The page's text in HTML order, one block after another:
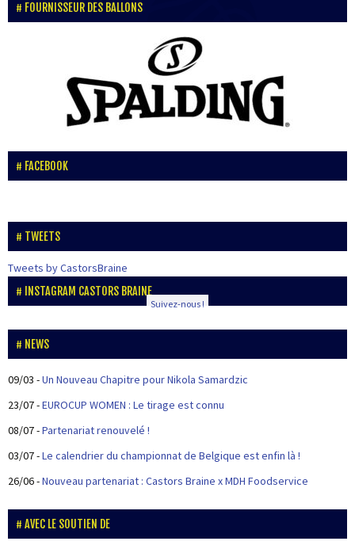
FOURNISSEUR DES BALLONS
FACEBOOK
TWEETS
Tweets by CastorsBraine
INSTAGRAM CASTORS BRAINE
Suivez-nous !
NEWS
09/03 -Un Nouveau Chapitre pour Nikola Samardzic
23/07-EUROCUP WOMEN : Le tirage est connu
08/07-Partenariat renouvelé !
03/07-Le calendrier du championnat de Belgique est enfin là !
26/06-Nouveau partenariat : Castors Braine x MDH Foodservice
AVEC LE SOUTIEN DE